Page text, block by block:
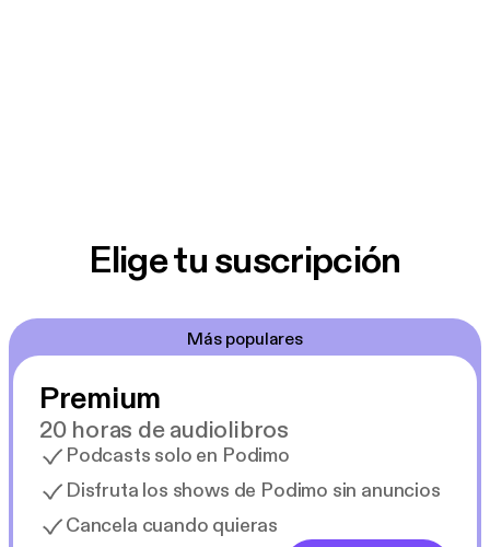
Elige tu suscripción
Más populares
Premium
20 horas de audiolibros
Podcasts solo en Podimo
Disfruta los shows de Podimo sin anuncios
Cancela cuando quieras